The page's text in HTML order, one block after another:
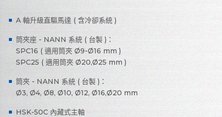
A 軸升級直驅馬達 ( 含冷卻系統 )
筒夾座 - NANN 系統 ( 台製 )：
SPC16 ( 適用筒夾 Ø9-Ø16 mm )
SPC25 ( 適用筒夾 Ø20,Ø25 mm )
筒夾 - NANN 系統 ( 台製 )：
Ø3, Ø4, Ø8, Ø10, Ø12, Ø16,Ø20 mm
HSK-50C 內藏式主軸